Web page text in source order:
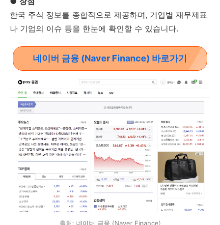
한국 주식 정보를 종합적으로 제공하며, 기업별 재무제표
나 기업의 이슈 등을 한눈에 확인할 수 있습니다.
네이버 금융 (Naver Finance) 바로가기
출처: 네이버 금융 (Naver Finance)